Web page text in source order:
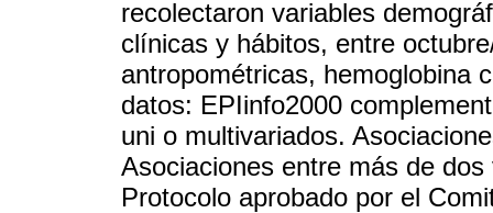
recolectaron variables
clínicas y hábitos, entre
antropométricas, hemoglobina
datos: EPIinfo2000
uni o multivariados.
Asociaciones entre más de
Protocolo aprobado por el